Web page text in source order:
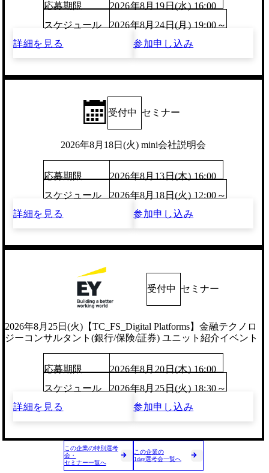
応募期限
2026年8月19日(水) 16:00
スケジュール
2026年8月24日(月) 19:00～
詳細を見る
参加申し込み
受付中 セミナー
2026年8月18日(火) mini会社説明会
応募期限
2026年8月13日(木) 16:00
スケジュール
2026年8月18日(火) 12:00～
詳細を見る
参加申し込み
受付中 セミナー
2026年8月25日(火)【TC_FS_Digital Platforms】金融テクノロ
ジーコンサルタント(銀行/保険/証券) ユニット紹介イベント
応募期限
2026年8月20日(木) 16:00
スケジュール
2026年8月25日(火) 18:30～
詳細を見る
参加申し込み
この企業の特別選考
会・
セミナー一覧へ
この企業の
1day選考会一覧へ